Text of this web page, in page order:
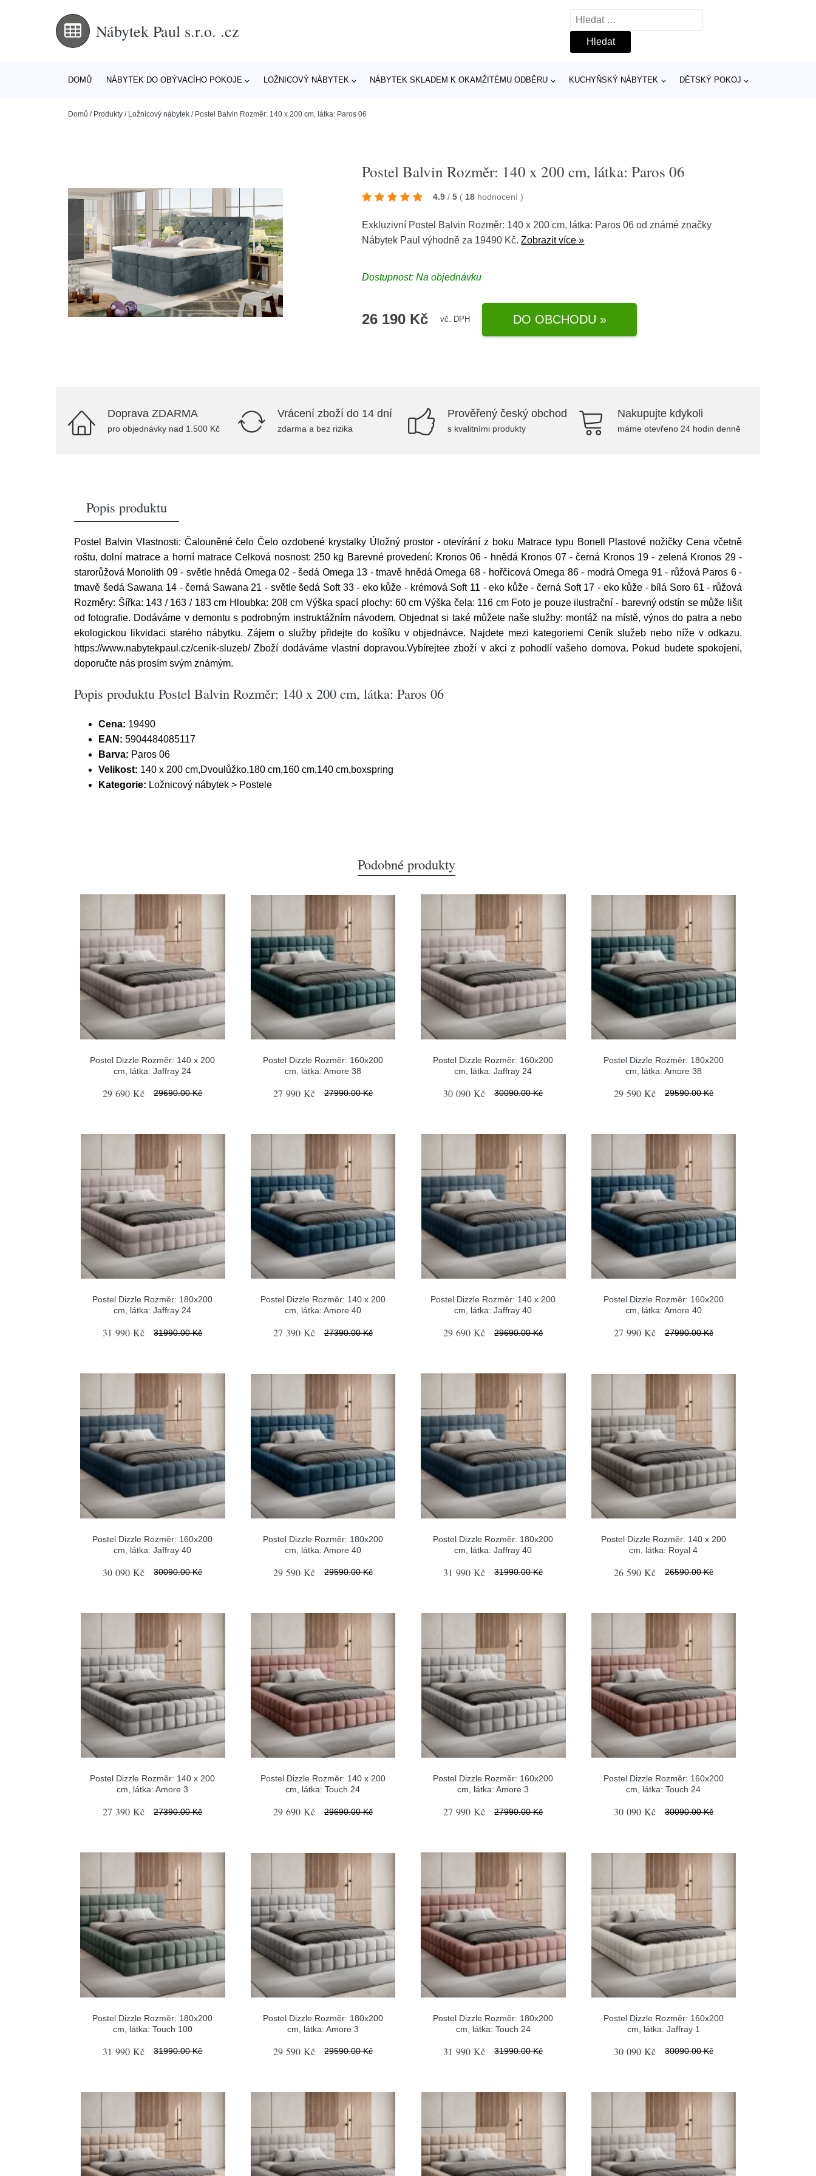
Nábytek Paul s.r.o. .cz
Vyhledávání
DOMŮ NÁBYTEK DO OBÝVACÍHO POKOJE LOŽNICOVÝ NÁBYTEK NÁBYTEK SKLADEM K OKAMŽITÉMU ODBĚRU KUCHYŇSKÝ NÁBYTEK DĚTSKÝ POKOJ
Domů / Produkty / Ložnicový nábytek / Postel Balvin Rozměr: 140 x 200 cm, látka: Paros 06
Postel Balvin Rozměr: 140 x 200 cm, látka: Paros 06
4.9 / 5 ( 18 hodnocení)
Exkluzivní Postel Balvin Rozměr: 140 x 200 cm, látka: Paros 06 od známé značky
Nábytek Paul výhodně za 19490 Kč.Zobrazit více »
Dostupnost: Na objednávku
26 190 Kč vč. DPH DO OBCHODU »
Doprava ZDARMA
pro objednávky nad 1.500 Kč
Vrácení zboží do 14 dní
zdarma a bez rizika
Prověřený český obchod
s kvalitními produkty
Nakupujte kdykoli
máme otevřeno 24 hodin denně
Popis produktu
Postel Balvin Vlastnosti: Čalouněné čelo Čelo ozdobené krystalky Úložný prostor - otevírání z boku Matrace typu Bonell Plastové nožičky Cena včetně
roštu, dolní matrace a horní matrace Celková nosnost: 250 kg Barevné provedení: Kronos 06 - hnědá Kronos 07 - černá Kronos 19 - zelená Kronos 29 -
starorůžová Monolith 09 - světle hnědá Omega 02 - šedá Omega 13 - tmavě hnědá Omega 68 - hořčicová Omega 86 - modrá Omega 91 - růžová Paros 6 -
tmavě šedá Sawana 14 - černá Sawana 21 - světle šedá Soft 33 - eko kůže - krémová Soft 11 - eko kůže - černá Soft 17 - eko kůže - bílá Soro 61 - růžová
Rozměry: Šířka: 143 / 163 / 183 cm Hloubka: 208 cm Výška spací plochy: 60 cm Výška čela: 116 cm Foto je pouze ilustrační - barevný odstín se může lišit
od fotografie. Dodáváme v demontu s podrobným instruktážním návodem. Objednat si také můžete naše služby: montáž na místě, výnos do patra a nebo
ekologickou likvidaci starého nábytku. Zájem o služby přidejte do košíku v objednávce. Najdete mezi kategoriemi Ceník služeb nebo níže v odkazu.
https://www.nabytekpaul.cz/cenik-sluzeb/ Zboží dodáváme vlastní dopravou.Vybírejtee zboží v akci z pohodlí vašeho domova. Pokud budete spokojeni,
doporučte nás prosím svým známým.
Popis produktu Postel Balvin Rozměr: 140 x 200 cm, látka: Paros 06
Cena: 19490
EAN: 5904484085117
Barva: Paros 06
Velikost: 140 x 200 cm,Dvoulůžko,180 cm,160 cm,140 cm,boxspring
Kategorie: Ložnicový nábytek > Postele
Podobné produkty
Postel Dizzle Rozměr: 140 x 200
cm, látka: Jaffray 24
29 690 Kč 29690.00 Kč
Postel Dizzle Rozměr: 160x200
cm, látka: Amore 38
27 990 Kč 27990.00 Kč
Postel Dizzle Rozměr: 160x200
cm, látka: Jaffray 24
30 090 Kč 30090.00 Kč
Postel Dizzle Rozměr: 180x200
cm, látka: Amore 38
29 590 Kč 29590.00 Kč
Postel Dizzle Rozměr: 180x200
cm, látka: Jaffray 24
31 990 Kč 31990.00 Kč
Postel Dizzle Rozměr: 140 x 200
cm, látka: Amore 40
27 390 Kč 27390.00 Kč
Postel Dizzle Rozměr: 140 x 200
cm, látka: Jaffray 40
29 690 Kč 29690.00 Kč
Postel Dizzle Rozměr: 160x200
cm, látka: Amore 40
27 990 Kč 27990.00 Kč
Postel Dizzle Rozměr: 160x200
cm, látka: Jaffray 40
30 090 Kč 30090.00 Kč
Postel Dizzle Rozměr: 180x200
cm, látka: Amore 40
29 590 Kč 29590.00 Kč
Postel Dizzle Rozměr: 180x200
cm, látka: Jaffray 40
31 990 Kč 31990.00 Kč
Postel Dizzle Rozměr: 140 x 200
cm, látka: Royal 4
26 590 Kč 26590.00 Kč
Postel Dizzle Rozměr: 140 x 200
cm, látka: Amore 3
27 390 Kč 27390.00 Kč
Postel Dizzle Rozměr: 140 x 200
cm, látka: Touch 24
29 690 Kč 29690.00 Kč
Postel Dizzle Rozměr: 160x200
cm, látka: Amore 3
27 990 Kč 27990.00 Kč
Postel Dizzle Rozměr: 160x200
cm, látka: Touch 24
30 090 Kč 30090.00 Kč
Postel Dizzle Rozměr: 180x200
cm, látka: Touch 100
31 990 Kč 31990.00 Kč
Postel Dizzle Rozměr: 180x200
cm, látka: Amore 3
29 590 Kč 29590.00 Kč
Postel Dizzle Rozměr: 180x200
cm, látka: Touch 24
31 990 Kč 31990.00 Kč
Postel Dizzle Rozměr: 160x200
cm, látka: Jaffray 1
30 090 Kč 30090.00 Kč